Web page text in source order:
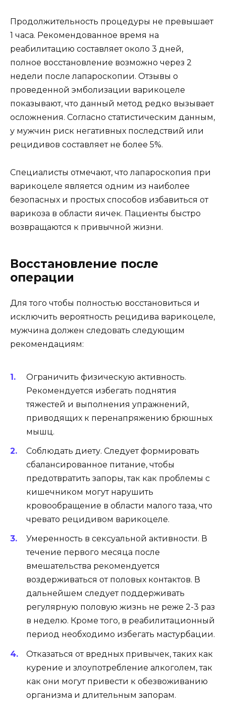
Продолжительность процедуры не превышает
1 часа. Рекомендованное время на
реабилитацию составляет около 3 дней,
полное восстановление возможно через 2
недели после лапароскопии. Отзывы о
проведенной эмболизации варикоцеле
показывают, что данный метод редко вызывает
осложнения. Согласно статистическим данным,
у мужчин риск негативных последствий или
рецидивов составляет не более 5%.
Специалисты отмечают, что лапароскопия при
варикоцеле является одним из наиболее
безопасных и простых способов избавиться от
варикоза в области яичек. Пациенты быстро
возвращаются к привычной жизни.
Восстановление после
операции
Для того чтобы полностью восстановиться и
исключить вероятность рецидива варикоцеле,
мужчина должен следовать следующим
рекомендациям:
Ограничить физическую активность.
Рекомендуется избегать поднятия
тяжестей и выполнения упражнений,
приводящих к перенапряжению брюшных
мышц.
Соблюдать диету. Следует формировать
сбалансированное питание, чтобы
предотвратить запоры, так как проблемы с
кишечником могут нарушить
кровообращение в области малого таза, что
чревато рецидивом варикоцеле.
Умеренность в сексуальной активности. В
течение первого месяца после
вмешательства рекомендуется
воздерживаться от половых контактов. В
дальнейшем следует поддерживать
регулярную половую жизнь не реже 2-3 раз
в неделю. Кроме того, в реабилитационный
период необходимо избегать мастурбации.
Отказаться от вредных привычек, таких как
курение и злоупотребление алкоголем, так
как они могут привести к обезвоживанию
организма и длительным запорам.